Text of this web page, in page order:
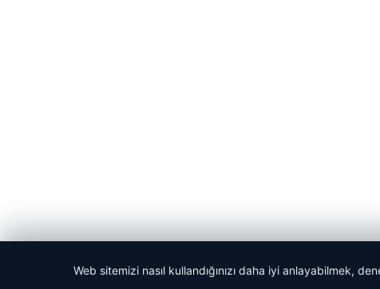
© 2026 Laf Gazetesi
Web sitemizi nasıl kullandığınızı daha iyi anlayabilmek,